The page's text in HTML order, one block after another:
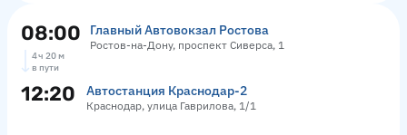
08:00 Главный Автовокзал Ростова
Ростов-на-Дону, проспект Сиверса, 1
4 ч 20 м
в пути
12:20 Автостанция Краснодар-2
Краснодар, улица Гаврилова, 1/1